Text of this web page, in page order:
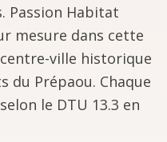
Passion Habitat
mesure dans cette
ville historique
du Prépaou. Chaque
le DTU 13.3 en